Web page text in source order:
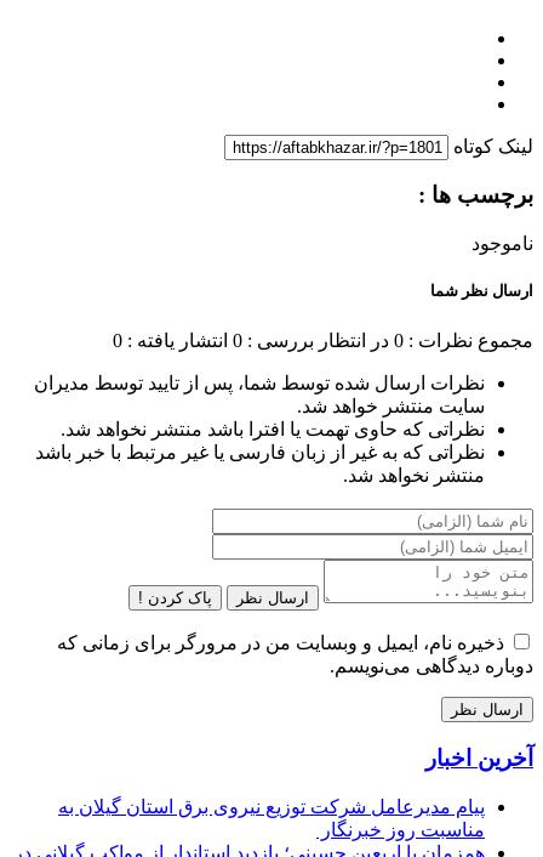
لینک کوتاه
برچسب ها :
ناموجود
ارسال نظر شما
مجموع نظرات : 0 در انتظار بررسی : 0 انتشار یافته : 0
نظرات ارسال شده توسط شما، پس از تایید توسط مدیران
سایت منتشر خواهد شد.
نظراتی که حاوی تهمت یا افترا باشد منتشر نخواهد شد.
نظراتی که به غیر از زبان فارسی یا غیر مرتبط با خبر باشد
منتشر نخواهد شد.
ارسال نظر پاک کردن !
ذخیره نام، ایمیل و وبسایت من در مرورگر برای زمانی که
دوباره دیدگاهی می‌نویسم.
آخرین اخبار
پیام مدیرعامل شركت توزیع نیروی برق استان گیلان به
مناسبت روز خبرنگار ‌
همزمان با اربعین حسینی؛ بازدید استاندار از مواکب گیلانی در